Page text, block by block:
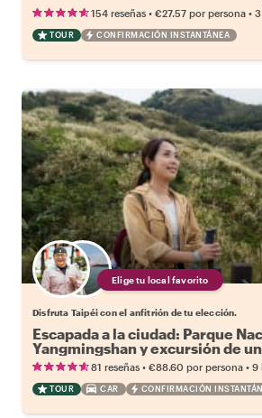
154 reseñas • €27.57 por persona •
TOUR CONFIRMACIÓN INSTANTÁNEA
Elige tu local favorito
Disfruta Taipéi con el anfitrión de tu elección.
Escapada a la ciudad: Parque
Yangmingshan y excursión de
81 reseñas • €88.60 por persona • 9
TOUR CAR CONFIRMACIÓN